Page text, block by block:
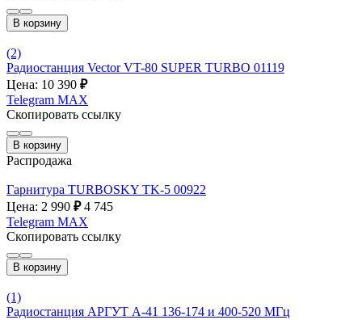
В корзину
(2)
Радиостанция Vector VT-80 SUPER TURBO 01119
Цена: 10 390 ₽
Telegram MAX
Скопировать ссылку
В корзину
Распродажа
Гарнитура TURBOSKY TK-5 00922
Цена: 2 990 ₽ 4 745
Telegram MAX
Скопировать ссылку
В корзину
(1)
Радиостанция АРГУТ А-41 136-174 и 400-520 МГц